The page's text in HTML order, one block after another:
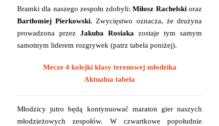
Bramki dla naszego zespołu zdobyli:Miłosz Rachelskioraz
Bartłomiej Pierkowski. Zwycięstwo oznacza, że drużyna
prowadzona przez Jakuba Rosiaka zostaje tym samym
samotnym liderem rozgrywek (patrz tabela poniżej).
Mecze 4 kolejki klasy terenowej młodzika
Aktualna tabela
Młodzicy jutro będą kontynuować maraton gier naszych
młodzieżowych zespołów. W czwartkowe popołudnie